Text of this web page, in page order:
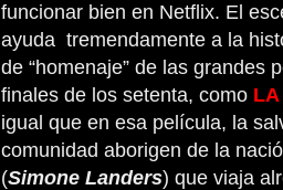
funcionar bien en Netflix. El
ayuda tremendamente a la
de “homenaje” de las grandes
finales de los setenta, como LA
igual que en esa película, la
comunidad aborigen de la
(Simone Landers) que viaja